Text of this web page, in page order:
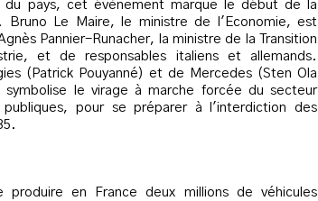
du pays, cet évènement marque le début de la
Bruno Le Maire, le ministre de l'Economie, est
Pannier-Runacher, la ministre de la Transition
et de responsables italiens et allemands.
(Patrick Pouyanné) et de Mercedes (Sten Ola
le virage à marche forcée du secteur
pour se préparer à l'interdiction des
en France deux millions de véhicules